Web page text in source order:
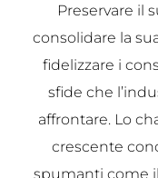
Preservare il
consolidare la
fidelizzare i
sfide che
affrontare. Lo
crescente
spumanti come il